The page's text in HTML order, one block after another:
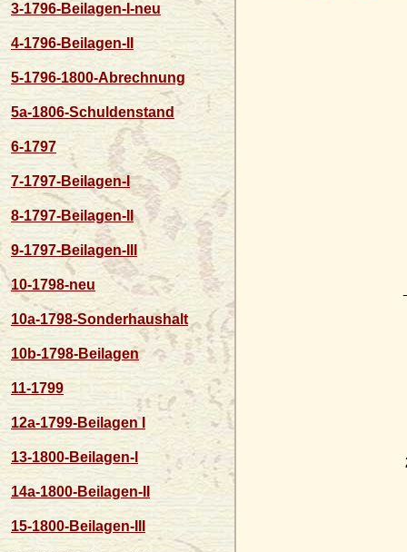
3-1796-Beilagen-I-neu
4-1796-Beilagen-II
5-1796-1800-Abrechnung
5a-1806-Schuldenstand
6-1797
7-1797-Beilagen-I
8-1797-Beilagen-II
9-1797-Beilagen-III
10-1798-neu
10a-1798-Sonderhaushalt
10b-1798-Beilagen
11-1799
12a-1799-Beilagen I
13-1800-Beilagen-I
14a-1800-Beilagen-II
15-1800-Beilagen-III